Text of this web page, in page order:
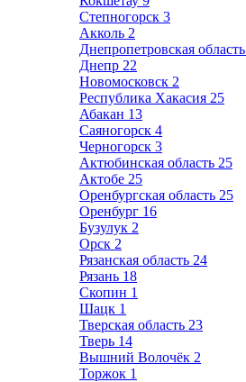
Степногорск 3
Акколь 2
Днепропетровская область
Днепр 22
Новомосковск 2
Республика Хакасия 25
Абакан 13
Саяногорск 4
Черногорск 3
Актюбинская область 25
Актобе 25
Оренбургская область 25
Оренбург 16
Бузулук 2
Орск 2
Рязанская область 24
Рязань 18
Скопин 1
Шацк 1
Тверская область 23
Тверь 14
Вышний Волочёк 2
Торжок 1